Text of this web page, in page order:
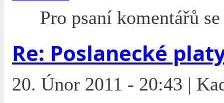
Pro psaní komentářů
Re: Poslanecké
20. Únor 2011 - 20:43 |